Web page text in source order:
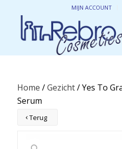
MIJN ACCOUNT
Home /Gezicht/ Yes To
Serum
Terug